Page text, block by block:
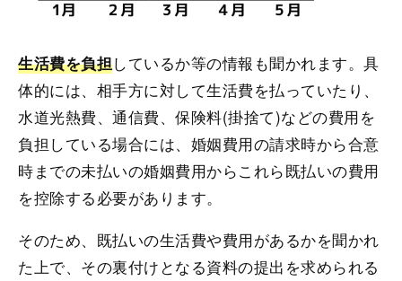
生活費を負担しているか等の情報も聞かれます。具
体的には、相手方に対して生活費を払っていたり、
水道光熱費、通信費、保険料(掛捨て)などの費用を
負担している場合には、婚姻費用の請求時から合意
時までの未払いの婚姻費用からこれら既払いの費用
を控除する必要があります。
そのため、既払いの生活費や費用があるかを聞かれ
た上で、その裏付けとなる資料の提出を求められる